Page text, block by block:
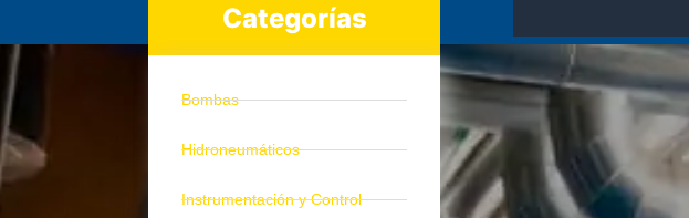
Categorías
Bombas
Hidroneumáticos
Instrumentación y Control